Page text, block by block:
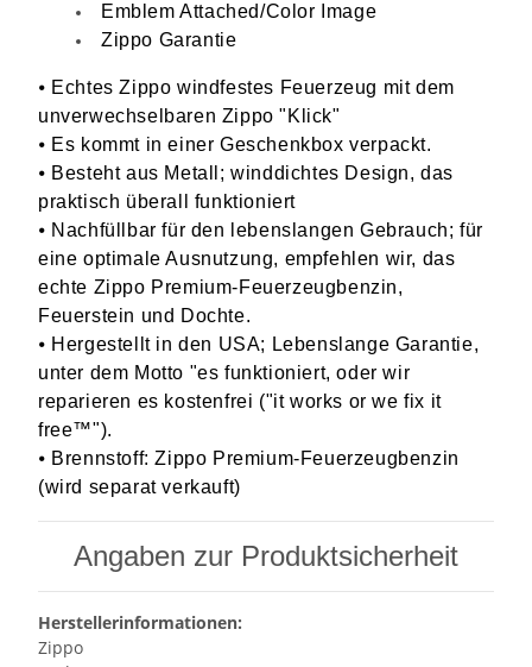
Emblem Attached/Color Image
Zippo Garantie
⦁ Echtes Zippo windfestes Feuerzeug mit dem
unverwechselbaren Zippo "Klick"
⦁ Es kommt in einer Geschenkbox verpackt.
⦁ Besteht aus Metall; winddichtes Design, das
praktisch überall funktioniert
⦁ Nachfüllbar für den lebenslangen Gebrauch; für
eine optimale Ausnutzung, empfehlen wir, das
echte Zippo Premium-Feuerzeugbenzin,
Feuerstein und Dochte.
⦁ Hergestellt in den USA; Lebenslange Garantie,
unter dem Motto "es funktioniert, oder wir
reparieren es kostenfrei ("it works or we fix it
free™").
⦁ Brennstoff: Zippo Premium-Feuerzeugbenzin
(wird separat verkauft)
Angaben zur Produktsicherheit
Herstellerinformationen:
Zippo